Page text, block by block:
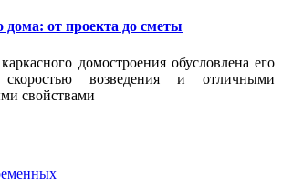
дома: от проекта до сметы
домостроения обусловлена его
скоростью возведения и отличными
свойствами